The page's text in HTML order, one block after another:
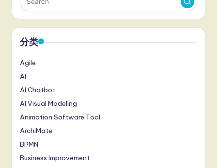
分类
Agile
AI
AI Chatbot
AI Visual Modeling
Animation Software Tool
ArchiMate
BPMN
Business Improvement